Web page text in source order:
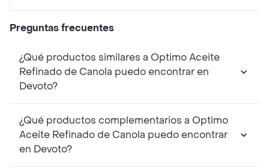
Preguntas frecuentes
¿Qué productos similares a Optimo Aceite
Refinado de Canola puedo encontrar en
Devoto?
¿Qué productos complementarios a Optimo
Aceite Refinado de Canola puedo encontrar
en Devoto?